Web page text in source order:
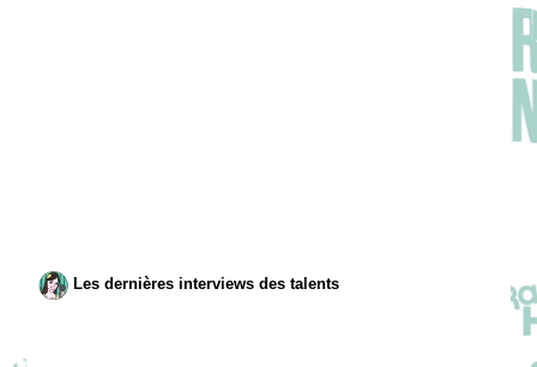
Les dernières interviews des talents